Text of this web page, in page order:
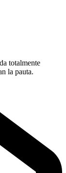
totalmente
la pauta.